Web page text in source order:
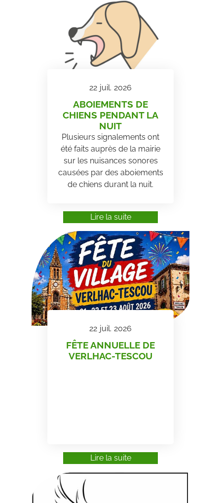
22 juil. 2026
ABOIEMENTS DE
CHIENS PENDANT LA
NUIT
Plusieurs signalements ont
été faits auprès de la mairie
sur les nuisances sonores
causées par des aboiements
de chiens durant la nuit.
Lire la suite
22 juil. 2026
FÊTE ANNUELLE DE
VERLHAC-TESCOU
Lire la suite